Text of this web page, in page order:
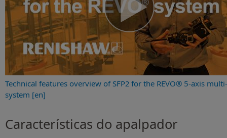
Technical features overview of SFP2 for the REVO® 5-axis
system [en]
Características do apalpador